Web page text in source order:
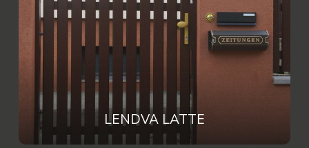
LENDVA LATTE